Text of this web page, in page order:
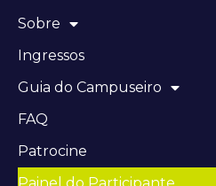
Sobre
Ingressos
Guia do Campuseiro
FAQ
Patrocine